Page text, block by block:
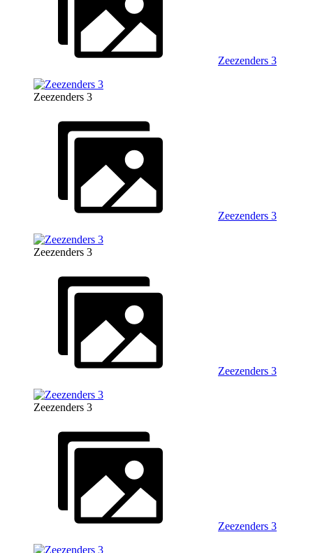
Zeezenders 3
Zeezenders 3
Zeezenders 3
Zeezenders 3
Zeezenders 3
Zeezenders 3
Zeezenders 3